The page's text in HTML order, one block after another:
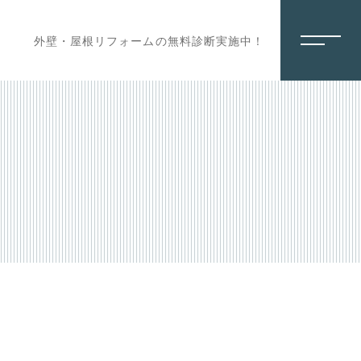
外壁・屋根リフォームの無料診断実施中！